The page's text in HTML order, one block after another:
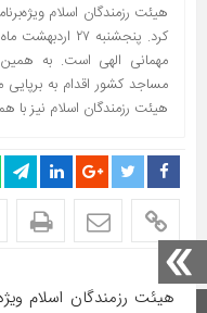
هیئت رزمندگان اسلام
کرد. پنجشنبه
مهمانی الهی است. به
مساجد کشور اقدام به
هیئت رزمندگان اسلام نیز با
هیئت رزمندگان اسلام